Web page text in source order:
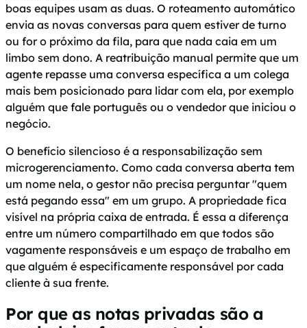
boas equipes usam as duas. O roteamento automático
envia as novas conversas para quem estiver de turno
ou for o próximo da fila, para que nada caia em um
limbo sem dono. A reatribuição manual permite que um
agente repasse uma conversa específica a um colega
mais bem posicionado para lidar com ela, por exemplo
alguém que fale português ou o vendedor que iniciou o
negócio.
O benefício silencioso é a responsabilização sem
microgerenciamento. Como cada conversa aberta tem
um nome nela, o gestor não precisa perguntar "quem
está pegando essa" em um grupo. A propriedade fica
visível na própria caixa de entrada. É essa a diferença
entre um número compartilhado em que todos são
vagamente responsáveis e um espaço de trabalho em
que alguém é especificamente responsável por cada
cliente à sua frente.
Por que as notas privadas são a